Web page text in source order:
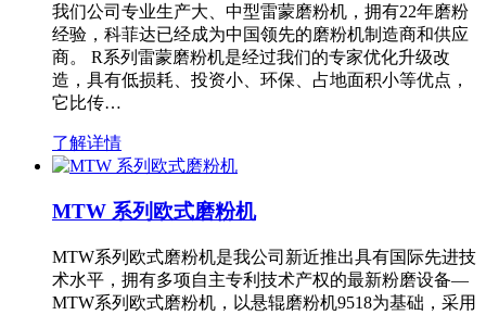
我们公司专业生产大、中型雷蒙磨粉机，拥有22年磨粉
经验，科菲达已经成为中国领先的磨粉机制造商和供应
商。 R系列雷蒙磨粉机是经过我们的专家优化升级改
造，具有低损耗、投资小、环保、占地面积小等优点，
它比传…
了解详情
MTW 系列欧式磨粉机
MTW系列欧式磨粉机是我公司新近推出具有国际先进技
术水平，拥有多项自主专利技术产权的最新粉磨设备—
MTW系列欧式磨粉机，以悬辊磨粉机9518为基础，采用